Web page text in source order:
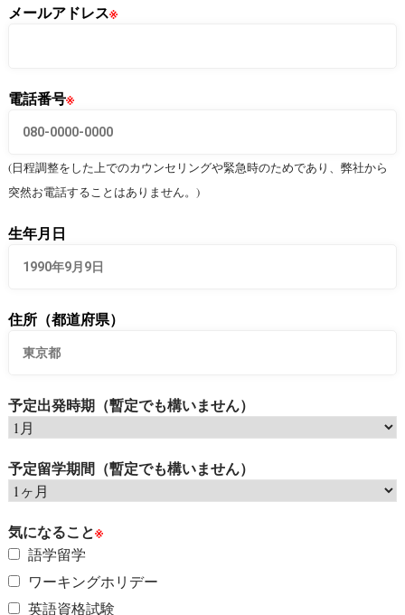
メールアドレス※
電話番号※
(日程調整をした上でのカウンセリングや緊急時のためであり、弊社から
突然お電話することはありません。)
生年月日
住所（都道府県）
予定出発時期（暫定でも構いません）
予定留学期間（暫定でも構いません）
気になること※
語学留学
ワーキングホリデー
英語資格試験